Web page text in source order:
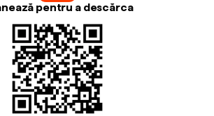
pentru a descărca